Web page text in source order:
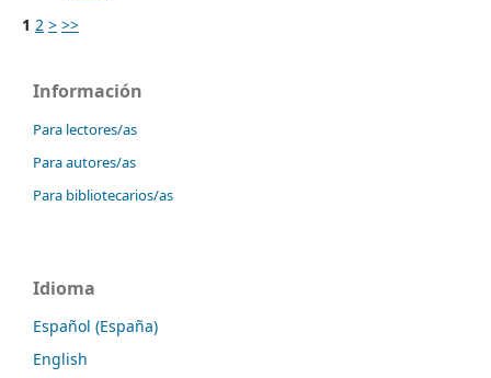
1 2 > >>
Información
Para lectores/as
Para autores/as
Para bibliotecarios/as
Idioma
Español (España)
English